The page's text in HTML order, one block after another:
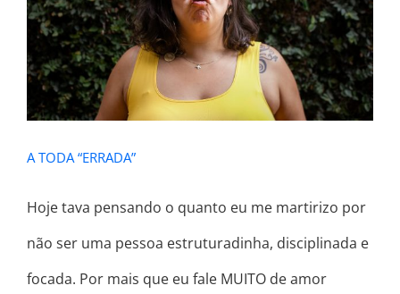
A TODA “ERRADA”
A TODA “ERRADA”
Hoje tava pensando o quanto eu me martirizo por
não ser uma pessoa estruturadinha, disciplinada e
focada. Por mais que eu fale MUITO de amor